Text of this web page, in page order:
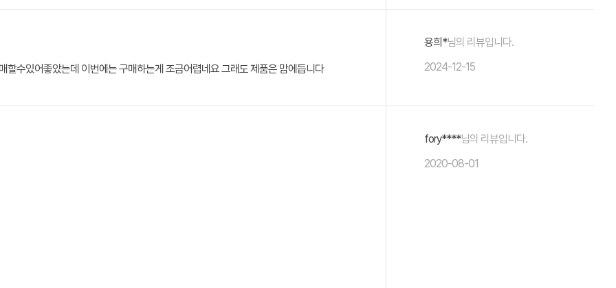
수있어좋았는데 이번에는 구매하는게 조금어렵네요 그래도 제품은 맘에듭니다
용희*님의 리뷰입니다.
2024-12-15
fory****님의 리뷰입니다.
2020-08-01